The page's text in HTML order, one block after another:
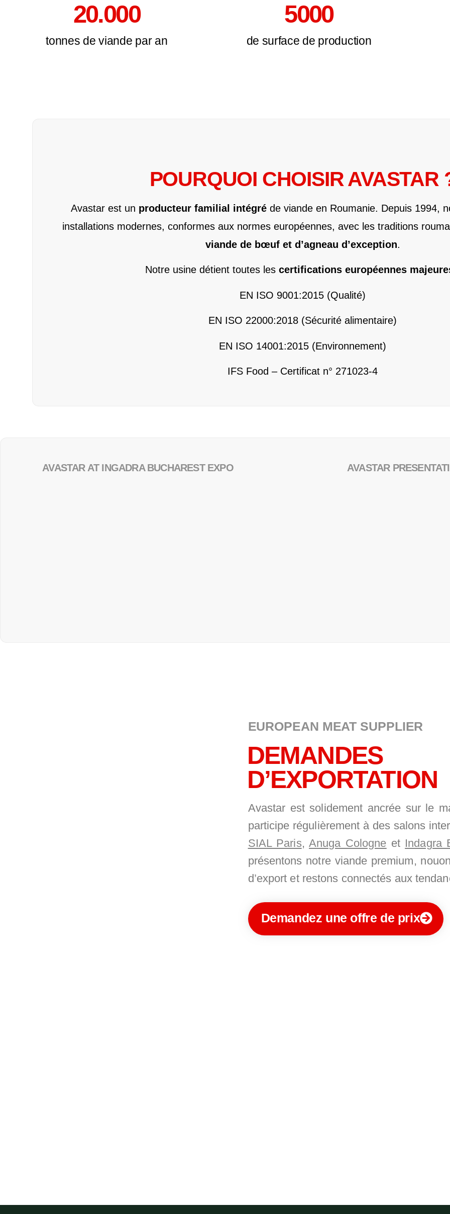
20.000
tonnes de viande par an
5000
de surface de production
POURQUOI CHOISIR AVASTAR
Avastar est un producteur familial intégréde viande en Roumanie. Depuis 1994,
installations modernes, conformes aux normes européennes, avec les traditions
viande de bœuf et d’agneau d’exception.
Notre usine détient toutes les certifications européennes
EN ISO 9001:2015 (Qualité)
EN ISO 22000:2018 (Sécurité alimentaire)
EN ISO 14001:2015 (Environnement)
IFS Food – Certificat n° 271023-4
AVASTAR AT INGADRA BUCHAREST EXPO AVASTAR
EUROPEAN MEAT SUPPLIER
DEMANDES
D’EXPORTATION
Avastar est solidement ancrée sur le
participe régulièrement à des salons
SIAL Paris,Anuga Cologne et Indagra
présentons notre viande premium,
d’export et restons connectés aux
Demandez une offre de prix